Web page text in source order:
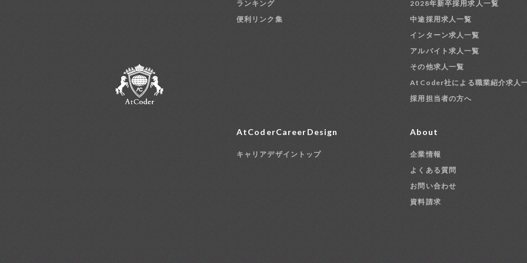
ランキング
便利リンク集
2028年新卒採用求人一覧
中途採用求人一覧
インターン求人一覧
アルバイト求人一覧
その他求人一覧
AtCoder社による職業紹介求人
採用担当者の方へ
AtCoderCareerDesign
キャリアデザイントップ
About
企業情報
よくある質問
お問い合わせ
資料請求